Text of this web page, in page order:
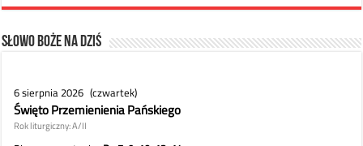
Słowo Boże na dziś